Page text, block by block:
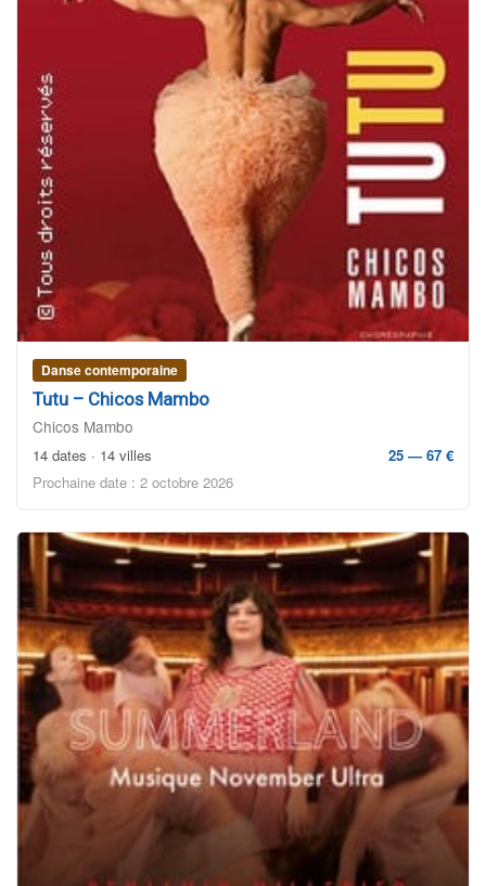
Danse contemporaine
Tutu – Chicos Mambo
Chicos Mambo
14 dates · 14 villes
25 — 67 €
Prochaine date : 2 octobre 2026